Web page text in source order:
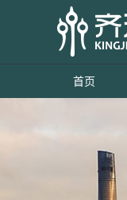
首页